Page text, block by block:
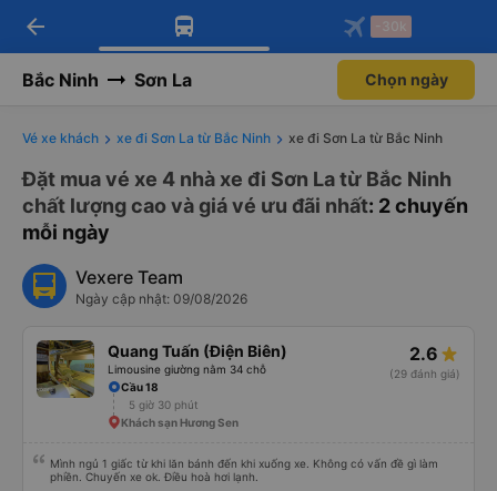
Tải app Vexere ngay!
Nhận ưu đãi thành viên độc
Mở app
Tải app Vexere
-30k/ghế khi đặt vé máy bay qua
Mở app
arrow_back -30k
Bắc Ninh Sơn La Chọn ngày
Vé xe khách xe đi Sơn La từ Bắc Ninh xe đi Sơn La từ Bắc Ninh
Đặt mua vé xe 4 nhà xe đi Sơn La từ Bắc Ninh
chất lượng cao và giá vé ưu đãi nhất: 2 chuyến
mỗi ngày
Vexere Team
Ngày cập nhật: 09/08/2026
Quang Tuấn (Điện Biên)
Limousine giường nằm 34 chỗ
2.6
(29 đánh giá)
Cầu 18
5 giờ 30 phút
Khách sạn Hương Sen
Mình ngủ 1 giấc từ khi lăn bánh đến khi xuống xe. Không có vấn đề gì làm
phiền. Chuyến xe ok. Điều hoà hơi lạnh.